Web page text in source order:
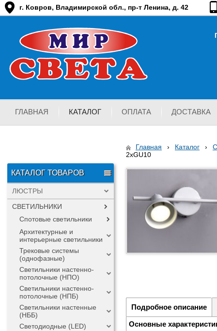
г. Ковров, Владимирской обл., пр-т Ленина, д. 42
ГЛАВНАЯ КАТАЛОГ ОПЛАТА ДОСТАВКА
КАТАЛОГ ТОВАРОВ
ЛЮСТРЫ
СВЕТИЛЬНИКИ
Спотовые светильники
Архитектурные и
интерьерные светильники
Трековые системы
(однофазные)
Светильники настенно-
потолочные (НПО)
Светильники настенно-
потолочные (НПБ)
Светильники настенные
(НББ)
Светодиодные (LED)
Главная › Каталог ›
2xGU10
Подробное описание
Основные